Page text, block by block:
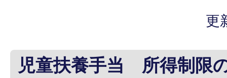
更
児童扶養手当 所得制限